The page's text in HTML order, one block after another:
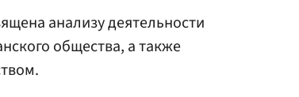
анализу деятельности
общества, а также